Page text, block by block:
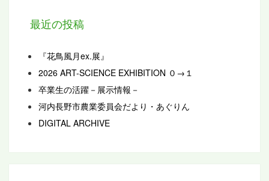
最近の投稿
『花鳥風月ex.展』
2026 ART-SCIENCE EXHIBITION ０→１
卒業生の活躍－展示情報－
河内長野市農業委員会だより・あぐりん
DIGITAL ARCHIVE